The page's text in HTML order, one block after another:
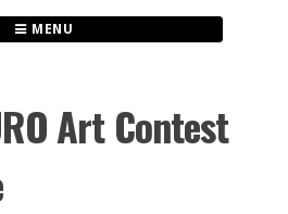
MENU
Art Contest